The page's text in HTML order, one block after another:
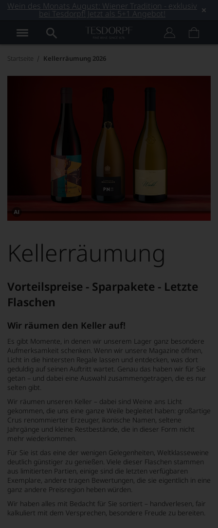
Wein des Monats August: Wiener Tradition - exklusiv
bei Tesdorpf! Jetzt als 5+1 Angebot!
Startseite Kellerräumung 2026
Dieses
mithilfe
von
KI
verändert.
Kellerräumung
Vorteilspreise - Sparpakete - Letzte
Flaschen
Wir räumen den Keller auf!
Es gibt Momente, in denen wir unserem Lager ganz besondere
Aufmerksamkeit schenken. Wenn wir unsere Magazine öffnen,
Licht in die hintersten Regale lassen und entdecken, was dort
geduldig auf seinen Auftritt wartet. Genau das haben wir für Sie
getan – und dabei eine Auswahl zusammengetragen, die es nur
selten gibt.
Wir räumen unseren Keller – dabei sind Weine ans Licht
gekommen, die uns eine ganze Weile begleitet haben: großartige
Crus renommierter Erzeuger, ikonische Namen, seltene
Jahrgänge und kleine Restbestände, die in dieser Form nicht
mehr wiederkommen.
Für Sie ist das eine der wenigen Gelegenheiten, Weltklasseweine
deutlich günstiger zu genießen. Viele dieser Flaschen stammen
aus limitierten Partien, einige sind die letzten verfügbaren
Exemplare, andere tragen Bewertungen, die sie eigentlich in eine
ganz andere Preisregion heben würden.
Wir haben alles mit Bedacht für Sie sortiert – handverlesen, fair
kalkuliert mit dem Versprechen, besondere Freude zu bereiten.